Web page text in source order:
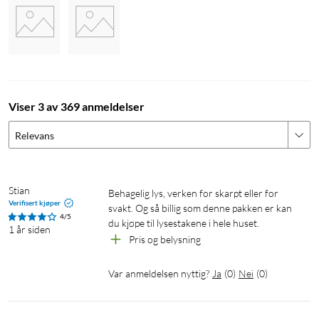
Viser 3 av 369 anmeldelser
Relevans
Stian
Verifisert kjøper
4/5
1 år siden
Behagelig lys, verken for skarpt eller for
svakt. Og så billig som denne pakken er kan
du kjøpe til lysestakene i hele huset.
Pris og belysning
Var anmeldelsen nyttig? Ja (0) Nei (0)